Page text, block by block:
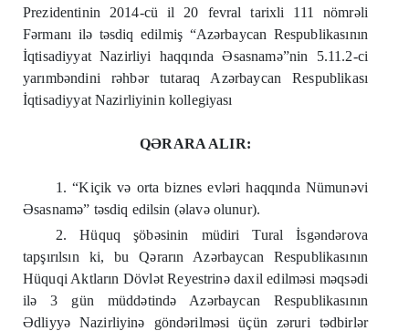
Prezidentinin 2014-cü il 20 fevral tarixli 111 nömrəli
Fərmanı ilə təsdiq edilmiş “Azərbaycan Respublikasının
İqtisadiyyat Nazirliyi haqqındaƏsasnamə”nin 5.11.2-ci
yarımbəndini rəhbər tutaraq Azərbaycan Respublikası
İqtisadiyyat Nazirliyinin kollegiyası
QƏRARA ALIR:
1. “Kiçik və orta biznes evləri haqqında Nümunəvi
Əsasnamə” təsdiq edilsin (əlavəolunur).
2. Hüquq şöbəsinin müdiri Tural İsgəndərova
tapşırılsın ki, bu Qərarın Azərbaycan Respublikasının
Hüquqi Aktların Dövlət Reyestrinədaxil edilməsi məqsədi
ilə 3 gün müddətində Azərbaycan Respublikasının
Ədliyyə Nazirliyinə göndərilməsi üçün zəruri tədbirlər